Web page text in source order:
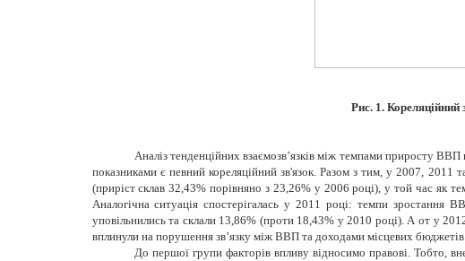
Рис. 1.
Аналіз тенденційних взаємозв’язків між темпами приросту
показниками є певний кореляційний зв'язок. Разом з тим, у 2007,
(приріст склав 32,43% порівняно з 23,26% у 2006 році), у той час як
Аналогічна ситуація спостерігалась у 2011 році: темпи
уповільнились та склали 13,86% (проти 18,43% у 2010 році). А от у
вплинули на порушення зв’язку між ВВП та доходами місцевих
До першої групи факторів впливу відносимо правові. Тобто,